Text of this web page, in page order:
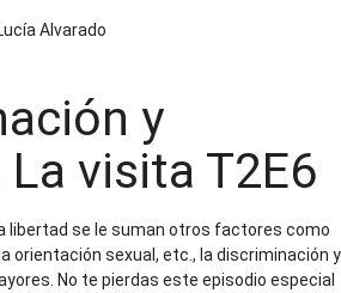
y
visita T2E6
libertad se le suman otros factores como
orientación sexual, etc., la discriminación y
No te pierdas este episodio especial